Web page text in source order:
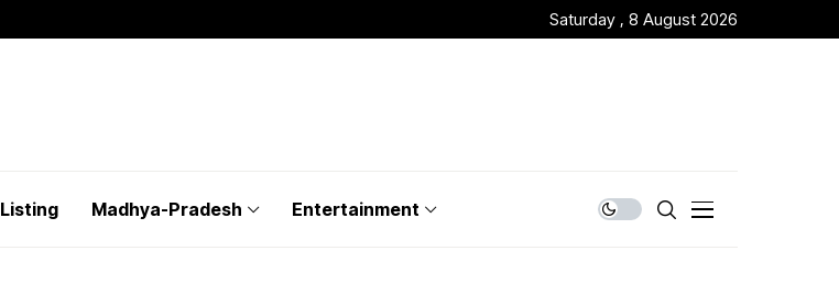
Saturday , 8 August 2026
Listing Madhya-Pradesh Entertainment